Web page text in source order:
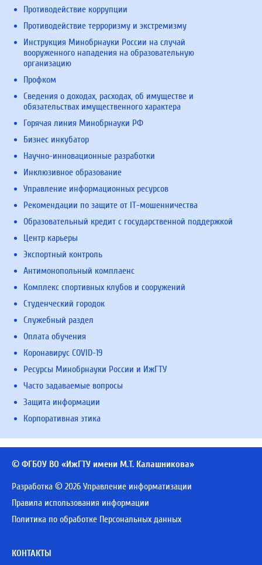
Противодействие коррупции
Противодействие терроризму и экстремизму
Инструкция Минобрнауки России на случай
вооруженного нападения на образовательную
организацию
Профком
Сведения о доходах, расходах, об имуществе и
обязательствах имущественного характера
Горячая линия Минобрнауки РФ
Бизнес инкубатор
Научно-инновационные разработки
Инклюзивное образование
Управление информационных ресурсов
Рекомендации по защите от IT-мошенничества
Образовательный кредит с государственной поддержкой
Центр карьеры
Экспортный контроль
Антимонопольный комплаенс
Комплекс спортивных клубов и сооружений
Студенческий городок
Служебный раздел
Оплата обучения
Коронавирус COVID-19
Ресурсы Минобрнауки России и ИжГТУ
Часто задаваемые вопросы
Защита информации
Корпоративная этика
© ФГБОУ ВО «ИжГТУ имени М.Т. Калашникова»
Разработка © 2026 Управление информатизации
Правила использования информации
Политика по обработке Персональных данных
КОНТАКТЫ